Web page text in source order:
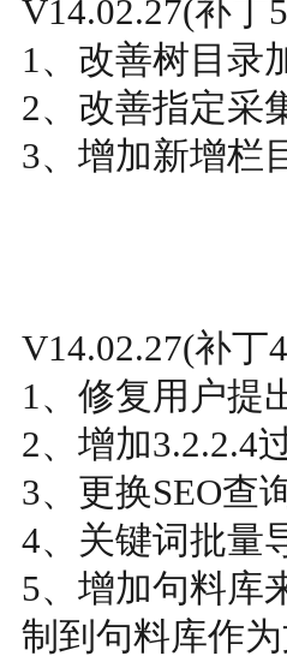
V14.02.27(补丁
1、改善树目录
2、改善指定采
3、增加新增栏
V14.02.27(补丁
1、修复用户提
2、增加3.2.2.4
3、更换SEO查
4、关键词批量
5、增加句料库
制到句料库作